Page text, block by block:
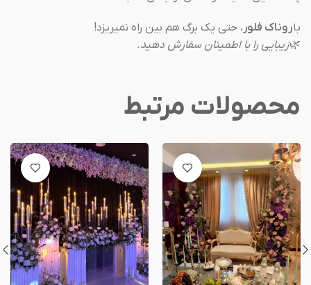
باروناک فلور ، حتی یک برگ هم بین راه نمیریزد!
🌿زیبایی را با اطمینان سفارش دهید.
محصولات مرتبط